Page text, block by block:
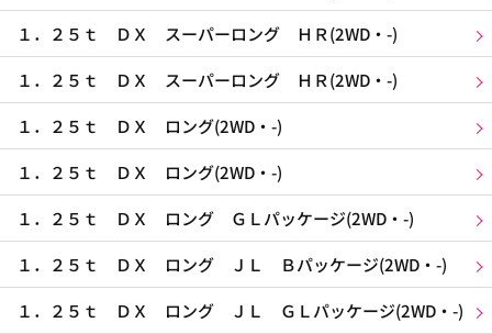
１．２５ｔ ＤＸ スーパーロング ＨＲ(2WD・-)
１．２５ｔ ＤＸ スーパーロング ＨＲ(2WD・-)
１．２５ｔ ＤＸ ロング(2WD・-)
１．２５ｔ ＤＸ ロング(2WD・-)
１．２５ｔ ＤＸ ロング ＧＬパッケージ(2WD・-)
１．２５ｔ ＤＸ ロング ＪＬ Ｂパッケージ(2WD・-)
１．２５ｔ ＤＸ ロング ＪＬ ＧＬパッケージ(2WD・-)